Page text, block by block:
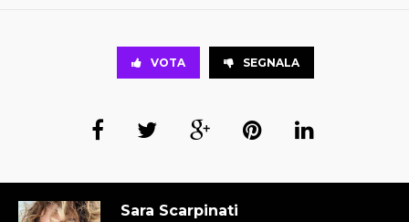
VOTA SEGNALA
Sara Scarpinati